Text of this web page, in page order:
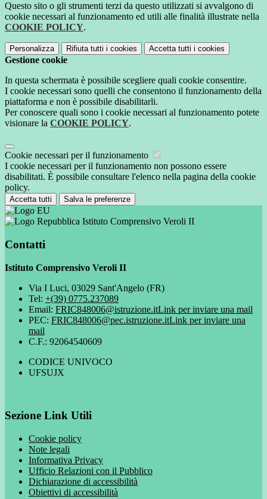
Questo sito o gli strumenti terzi da questo utilizzati si avvalgono di
cookie necessari al funzionamento ed utili alle finalità illustrate nella
COOKIE POLICY.
Personalizza Rifiuta tutti i cookies Accetta tutti i cookies
Gestione cookie
In questa schermata è possibile scegliere quali cookie consentire.
I cookie necessari sono quelli che consentono il funzionamento della
piattaforma e non è possibile disabilitarli.
Per conoscere quali sono i cookie necessari al funzionamento potete
visionare la COOKIE POLICY.
Cookie necessari per il funzionamento
I cookie necessari per il funzionamento non possono essere
disabilitati. È possibile consultare l'elenco nella pagina della cookie
policy.
Accetta tutti Salva le preferenze
Istituto Comprensivo Veroli II
Contatti
Istituto Comprensivo Veroli II
Via I Luci, 03029 Sant'Angelo (FR)
Tel: +(39) 0775.237089
Email: FRIC848006@istruzione.itLink per inviare una mail
PEC: FRIC848006@pec.istruzione.itLink per inviare una
mail
C.F.: 92064540609
CODICE UNIVOCO
UFSUJX
Sezione Link Utili
Cookie policy
Note legali
Informativa Privacy
Ufficio Relazioni con il Pubblico
Dichiarazione di accessibilità
Obiettivi di accessibilità